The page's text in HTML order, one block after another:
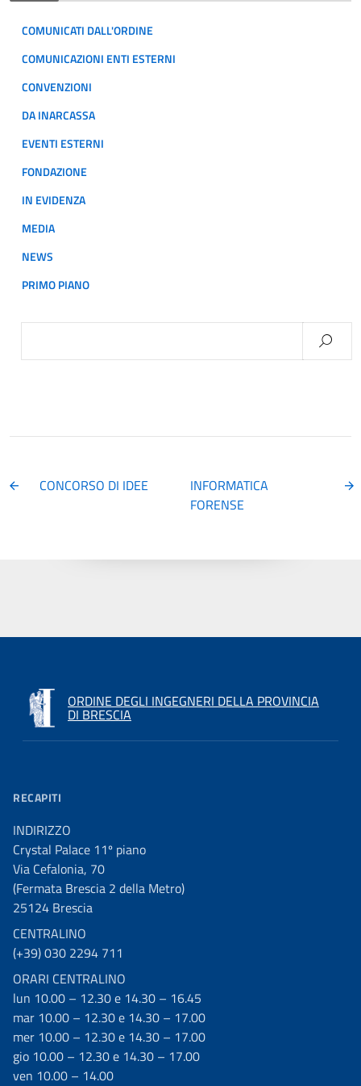
COMUNICATI DALL'ORDINE
COMUNICAZIONI ENTI ESTERNI
CONVENZIONI
DA INARCASSA
EVENTI ESTERNI
FONDAZIONE
IN EVIDENZA
MEDIA
NEWS
PRIMO PIANO
CONCORSO DI IDEE
INFORMATICA
FORENSE
ORDINE DEGLI INGEGNERI DELLA PROVINCIA
DI BRESCIA
RECAPITI
INDIRIZZO
Crystal Palace 11º piano
Via Cefalonia, 70
(Fermata Brescia 2 della Metro)
25124 Brescia
CENTRALINO
(+39) 030 2294 711
ORARI CENTRALINO
lun 10.00 – 12.30 e 14.30 – 16.45
mar 10.00 – 12.30 e 14.30 – 17.00
mer 10.00 – 12.30 e 14.30 – 17.00
gio 10.00 – 12.30 e 14.30 – 17.00
ven 10.00 – 14.00